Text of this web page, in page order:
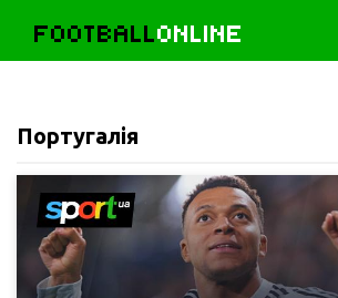
FOOTBALLONLINE
Португалія